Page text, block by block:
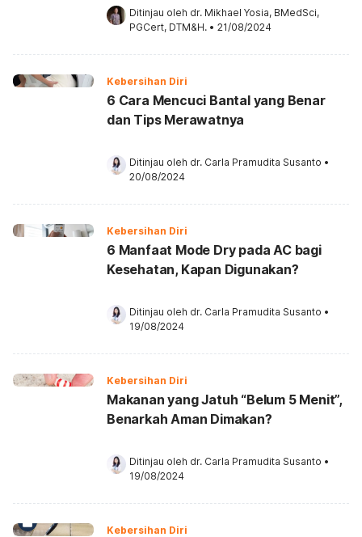
Ditinjau oleh dr. Mikhael Yosia, BMedSci,
PGCert, DTM&H. • 21/08/2024
Kebersihan Diri
6 Cara Mencuci Bantal yang Benar
dan Tips Merawatnya
Ditinjau oleh dr. Carla Pramudita Susanto •
20/08/2024
Kebersihan Diri
6 Manfaat Mode Dry pada AC bagi
Kesehatan, Kapan Digunakan?
Ditinjau oleh dr. Carla Pramudita Susanto •
19/08/2024
Kebersihan Diri
Makanan yang Jatuh “Belum 5 Menit”,
Benarkah Aman Dimakan?
Ditinjau oleh dr. Carla Pramudita Susanto •
19/08/2024
Kebersihan Diri